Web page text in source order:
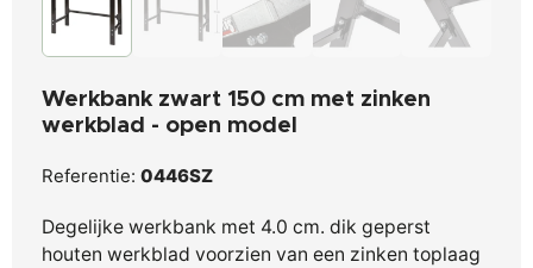
Werkbank zwart 150 cm met zinken
werkblad - open model
Referentie: 0446SZ
Degelijke werkbank met 4.0 cm. dik geperst
houten werkblad voorzien van een zinken toplaag